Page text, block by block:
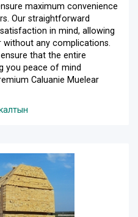
maximum convenience
Our straightforward
in mind, allowing
without any complications.
that the entire
you peace of mind
Caluanie Muelear